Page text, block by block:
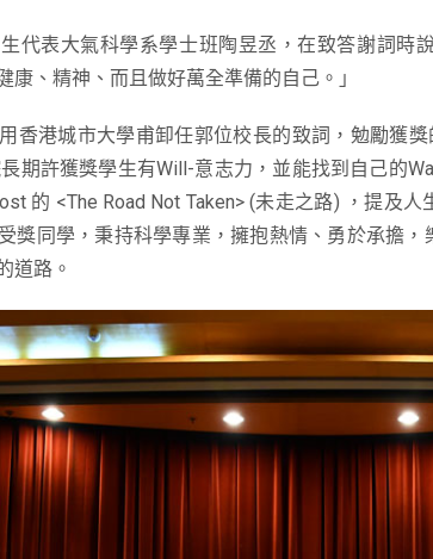
代表大氣科學系學士班陶昱丞，在致答謝詞時
康、精神、而且做好萬全準備的自己。」
香港城市大學甫卸任郭位校長的致詞，勉勵獲獎
期許獲獎學生有Will-意志力，並能找到自己的
的 <The Road Not Taken> (未走之路) ，提及
獎同學，秉持科學專業，擁抱熱情、勇於承擔
道路。